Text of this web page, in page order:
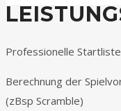
Professionelle
Berechnung der
(zBsp Scramble)